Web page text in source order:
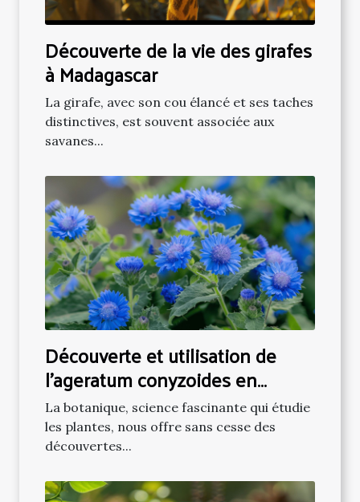
Découverte de la vie des girafes
à Madagascar
La girafe, avec son cou élancé et ses taches
distinctives, est souvent associée aux
savanes...
Découverte et utilisation de
l'ageratum conyzoides en
botanique
La botanique, science fascinante qui étudie
les plantes, nous offre sans cesse des
découvertes...